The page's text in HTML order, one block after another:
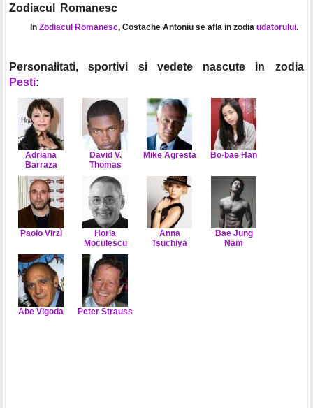
Zodiacul Romanesc
In Zodiacul Romanesc, Costache Antoniu se afla in zodia udatorului.
Personalitati, sportivi si vedete nascute in zodia
Pesti:
Adriana
Barraza
David V.
Thomas
Mike Agresta Bo-bae Han
Paolo Virzì
Horia
Moculescu
Anna
Tsuchiya
Bae Jung
Nam
Abe Vigoda Peter Strauss